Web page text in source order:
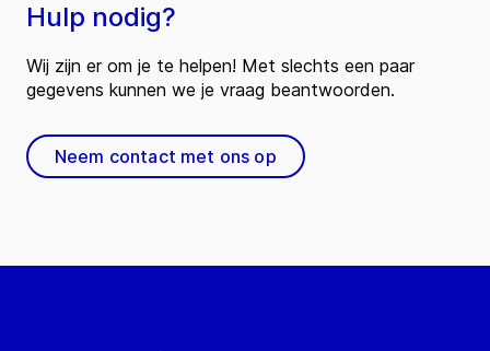
Hulp nodig?
Wij zijn er om je te helpen! Met slechts een paar
gegevens kunnen we je vraag beantwoorden.
Neem contact met ons op